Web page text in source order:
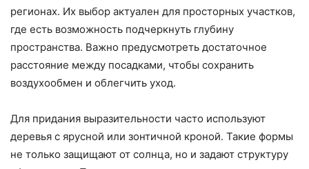
регионах. Их выбор актуален для просторных участков,
где есть возможность подчеркнуть глубину
пространства. Важно предусмотреть достаточное
расстояние между посадками, чтобы сохранить
воздухообмен и облегчить уход.
Для придания выразительности часто используют
деревья с ярусной или зонтичной кроной. Такие формы
не только защищают от солнца, но и задают структуру